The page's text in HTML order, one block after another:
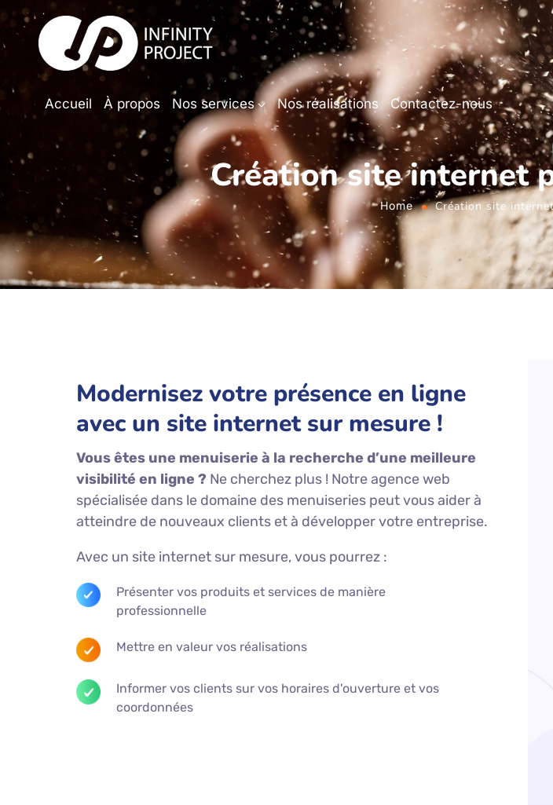
Accueil À propos Nos services Nos réalisations Contactez-nous
Création site internet
Home Création site
Modernisez votre présence en ligne
avec un site internet sur mesure !
Vous êtes une menuiserie à la recherche d’une meilleure
visibilité en ligne ? Ne cherchez plus ! Notre agence web
spécialisée dans le domaine des menuiseries peut vous aider à
atteindre de nouveaux clients et à développer votre entreprise.
Avec un site internet sur mesure, vous pourrez :
Présenter vos produits et services de manière
professionnelle
Mettre en valeur vos réalisations
Informer vos clients sur vos horaires d'ouverture et vos
coordonnées